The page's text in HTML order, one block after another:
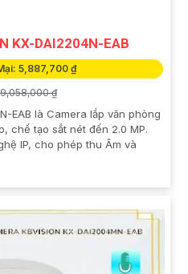
KX-DAI2204N-EAB
5,887,700 ₫
₫
EAB là Camera lắp văn phòng
chế tạo sắt nét đến 2.0 MP.
IP, cho phép thu Âm và